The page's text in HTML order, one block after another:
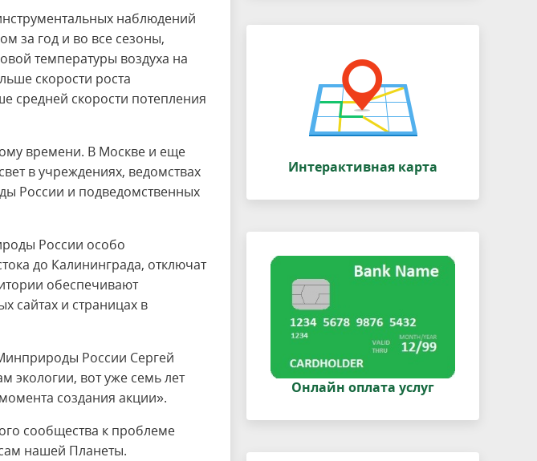
наблюдений
за год и во все сезоны,
температуры воздуха на
скорости роста
средней скорости потепления
времени. В Москве и еще
в учреждениях, ведомствах
России и подведомственных
России особо
до Калининграда, отключат
обеспечивают
сайтах и страницах в
России Сергей
экологии, вот уже семь лет
создания акции».
сообщества к проблеме
нашей Планеты.
Интерактивная карта
Онлайн оплата услуг